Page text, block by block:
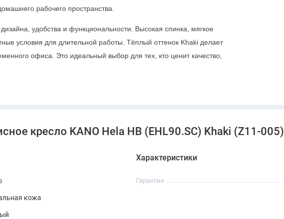
рабочего пространства.
удобства и функциональности. Высокая спинка, мягкое
условия для длительной работы. Тёплый оттенок Khaki делает
офиса. Это идеальный выбор для тех, кто ценит качество,
кресло KANO Hela HB (EHL90.SC) Khaki (Z11-005)
кожа
Характеристики
Гарантия